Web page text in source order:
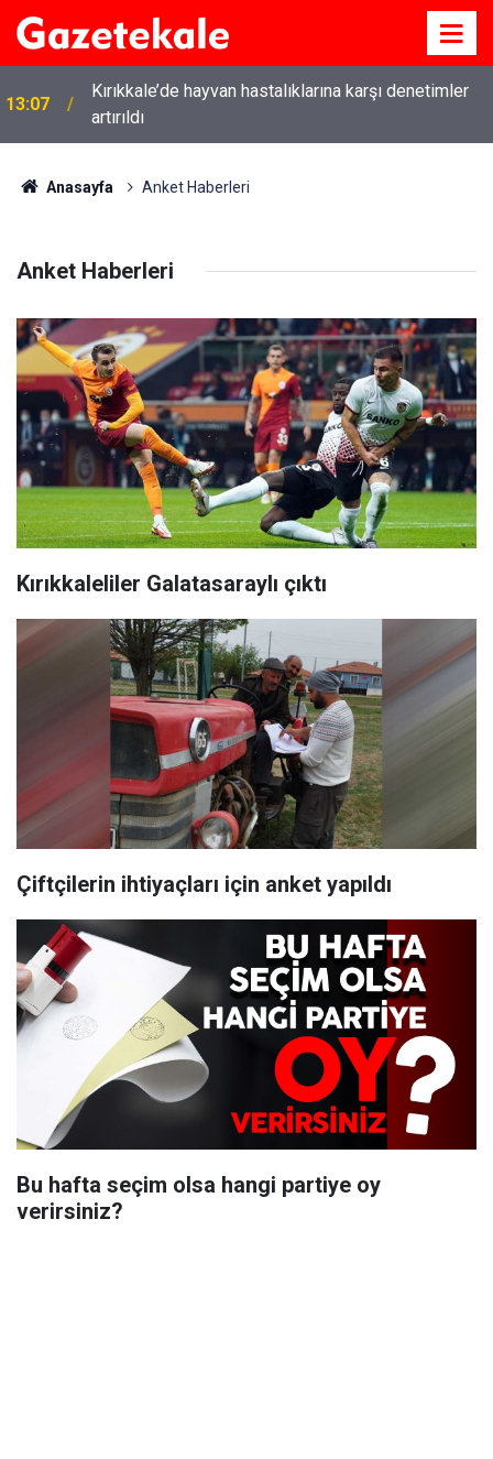
12:12 Kırıkkale’de bugün vefat edenler: 7 Ağustos 2026
Anasayfa Anket Haberleri
Anket Haberleri
Kırıkkaleliler Galatasaraylı çıktı
Çiftçilerin ihtiyaçları için anket yapıldı
Bu hafta seçim olsa hangi partiye oy
verirsiniz?